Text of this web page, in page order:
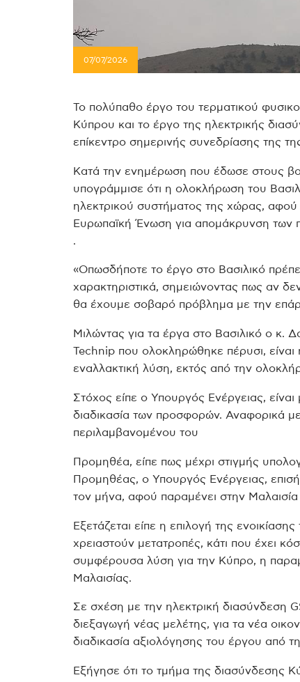
07/07/2026
Το πολύπαθο έργο του τερματικού
Κύπρου και το έργο της ηλεκτρικής
επίκεντρο σημερινής συνεδρίασης της
Κατά την ενημέρωση που έδωσε στους
υπογράμμισε ότι η ολοκλήρωση του
ηλεκτρικού συστήματος της χώρας,
Ευρωπαϊκή Ένωση για απομάκρυνση
.
«Οπωσδήποτε το έργο στο Βασιλικό
χαρακτηριστικά, σημειώνοντας πως αν
θα έχουμε σοβαρό πρόβλημα με την
Μιλώντας για τα έργα στο Βασιλικό ο κ.
Technip που ολοκληρώθηκε πέρυσι,
εναλλακτική λύση, εκτός από την
Στόχος είπε ο Υπουργός Ενέργειας,
διαδικασία των προσφορών. Αναφορικά
περιλαμβανομένου του
Προμηθέα, είπε πως μέχρι στιγμής
Προμηθέας, ο Υπουργός Ενέργειας,
τον μήνα, αφού παραμένει στην Μαλαισία
Εξετάζεται είπε η επιλογή της
χρειαστούν μετατροπές, κάτι που έχει
συμφέρουσα λύση για την Κύπρο, η
Μαλαισίας.
Σε σχέση με την ηλεκτρική διασύνδεση
διεξαγωγή νέας μελέτης, για τα νέα
διαδικασία αξιολόγησης του έργου από
Εξήγησε ότι το τμήμα της διασύνδεσης